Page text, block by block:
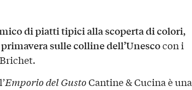
di piatti tipici alla scoperta di colori,
sulle colline dell’Unescocon i
Emporio del GustoCantine & Cucina è una